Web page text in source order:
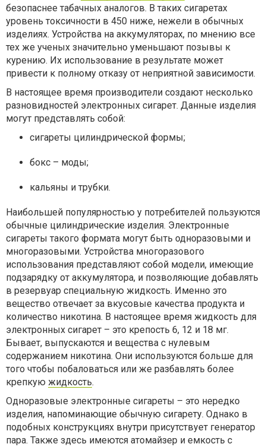
безопаснее табачных аналогов. В таких сигаретах
уровень токсичности в 450 ниже, нежели в обычных
изделиях. Устройства на аккумуляторах, по мнению все
тех же ученых значительно уменьшают позывы к
курению. Их использование в результате может
привести к полному отказу от неприятной зависимости.
В настоящее время производители создают несколько
разновидностей электронных сигарет. Данные изделия
могут представлять собой:
сигареты цилиндрической формы;
бокс – моды;
кальяны и трубки.
Наибольшей популярностью у потребителей пользуются
обычные цилиндрические изделия. Электронные
сигареты такого формата могут быть одноразовыми и
многоразовыми. Устройства многоразового
использования представляют собой модели, имеющие
подзарядку от аккумулятора, и позволяющие добавлять
в резервуар специальную жидкость. Именно это
вещество отвечает за вкусовые качества продукта и
количество никотина. В настоящее время жидкость для
электронных сигарет – это крепость 6, 12 и 18 мг.
Бывает, выпускаются и вещества с нулевым
содержанием никотина. Они используются больше для
того чтобы побаловаться или же разбавлять более
крепкую жидкость.
Одноразовые электронные сигареты – это нередко
изделия, напоминающие обычную сигарету. Однако в
подобных конструкциях внутри присутствует генератор
пара. Также здесь имеются атомайзер и емкость с